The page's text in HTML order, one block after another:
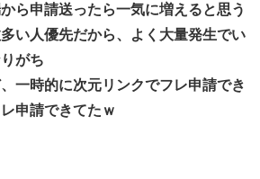
ら申請送ったら一気に増えると思う
い人優先だから、よく大量発生でい
がち
一時的に次元リンクでフレ申請でき
申請できてたｗ